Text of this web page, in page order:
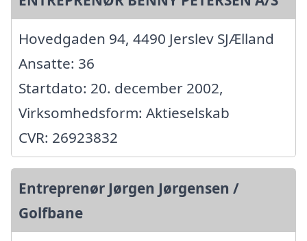
Hovedgaden 94, 4490 Jerslev SJÆlland
Ansatte: 36
Startdato: 20. december 2002,
Virksomhedsform: Aktieselskab
CVR: 26923832
Entreprenør Jørgen Jørgensen /
Golfbane